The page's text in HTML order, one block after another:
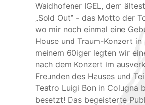
Waidhofener IGEL, dem
„Sold Out” - das Motto der
wo mir noch einmal eine
House und Traum-Konzert
meinem 60iger legten wir
nach dem Konzert im
Freunden des Hauses und
Teatro Luigi Bon in Colugna
besetzt! Das begeisterte